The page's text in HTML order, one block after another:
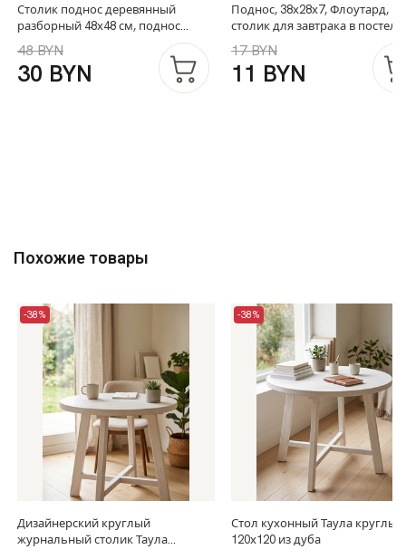
Столик поднос деревянный
разборный 48х48 см, поднос
декоративный для кухни
Флоутард из массива сосны,
столик для завтрака в постель,
48 BYN
30 BYN
Поднос, 38х28х7, Флоутард,
столик для завтрака в постель,
для кухни, состаренный
17 BYN
11 BYN
Похожие товары
-38%
Дизайнерский круглый
журнальный столик Таула
-38%
Стол кухонный Таула круглый
120х120 из дуба